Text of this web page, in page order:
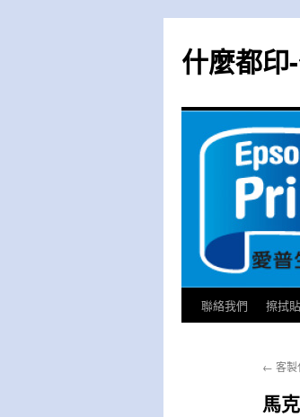
主
要
容
什麼都印
聯絡我們 擦拭貼
← 客製
馬